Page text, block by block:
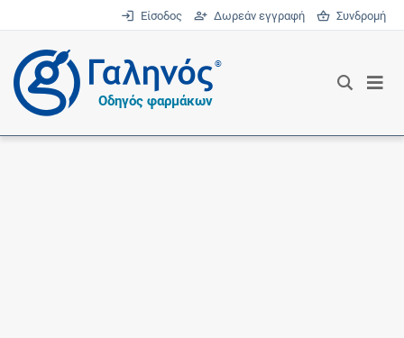
Είσοδος Δωρεάν εγγραφή Συνδρομή
®
Οδηγός φαρμάκων